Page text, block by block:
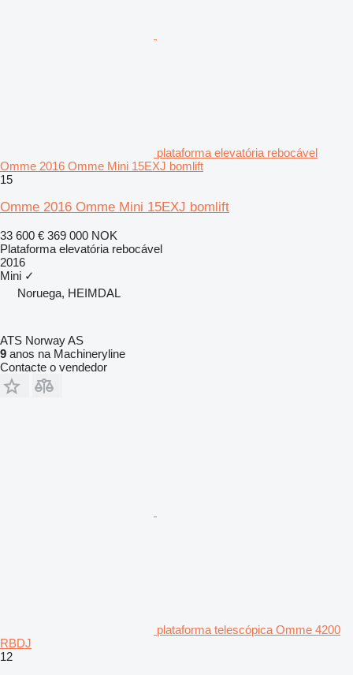
plataforma elevatória rebocável
Omme 2016 Omme Mini 15EXJ bomlift
15
Omme 2016 Omme Mini 15EXJ bomlift
33 600 € 369 000 NOK
Plataforma elevatória rebocável
2016
Mini ✓
Noruega, HEIMDAL
ATS Norway AS
9 anos na Machineryline
Contacte o vendedor
plataforma telescópica Omme 4200
RBDJ
12